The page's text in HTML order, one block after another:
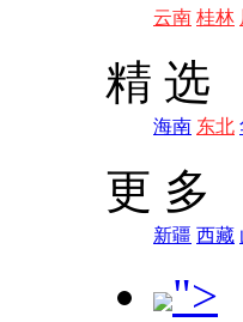
云南 桂林
精 选
海南 东北
更 多
新疆 西藏
">